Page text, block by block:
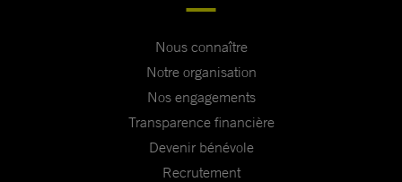
Nous connaître
Notre organisation
Nos engagements
Transparence financière
Devenir bénévole
Recrutement